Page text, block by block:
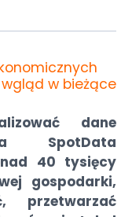
w bieżące
dane
SpotData
40 tysięcy
gospodarki,
przetwarzać